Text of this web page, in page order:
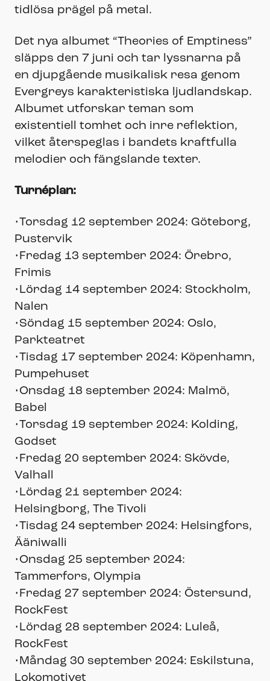
tidlösa prägel på metal.
Det nya albumet “Theories of Emptiness”
släpps den 7 juni och tar lyssnarna på
en djupgående musikalisk resa genom
Evergreys karakteristiska ljudlandskap.
Albumet utforskar teman som
existentiell tomhet och inre reflektion,
vilket återspeglas i bandets kraftfulla
melodier och fängslande texter.
Turnéplan:
•Torsdag 12 september 2024: Göteborg,
Pustervik
•Fredag 13 september 2024: Örebro,
Frimis
•Lördag 14 september 2024: Stockholm,
Nalen
•Söndag 15 september 2024: Oslo,
Parkteatret
•Tisdag 17 september 2024: Köpenhamn,
Pumpehuset
•Onsdag 18 september 2024: Malmö,
Babel
•Torsdag 19 september 2024: Kolding,
Godset
•Fredag 20 september 2024: Skövde,
Valhall
•Lördag 21 september 2024:
Helsingborg, The Tivoli
•Tisdag 24 september 2024: Helsingfors,
Ääniwalli
•Onsdag 25 september 2024:
Tammerfors, Olympia
•Fredag 27 september 2024: Östersund,
RockFest
•Lördag 28 september 2024: Luleå,
RockFest
•Måndag 30 september 2024: Eskilstuna,
Lokomotivet